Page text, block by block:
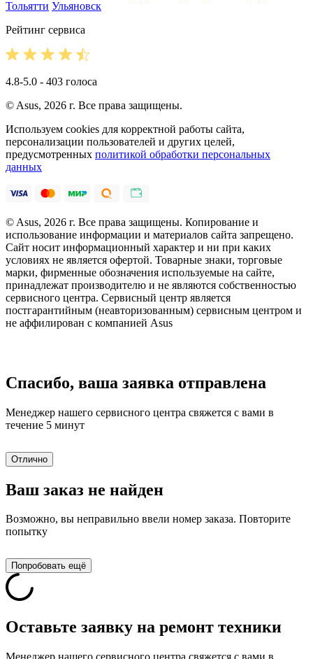
Тольятти Ульяновск
Рейтинг сервиса
4.8-5.0 - 403 голоса
© Asus, 2026 г. Все права защищены.
Используем cookies для корректной работы сайта,
персонализации пользователей и других целей,
предусмотренных политикой обработки персональных
данных
© Asus, 2026 г. Все права защищены. Копирование и
использование информации и материалов сайта запрещено.
Сайт носит информационный характер и ни при каких
условиях не является офертой. Товарные знаки, торговые
марки, фирменные обозначения используемые на сайте,
принадлежат производителю и не являются собственностью
сервисного центра. Сервисный центр является
постгарантийным (неавторизованным) сервисным центром и
не аффилирован с компанией Asus
Спасибо, ваша заявка отправлена
Менеджер нашего сервисного центра свяжется с вами в
течение 5 минут
Отлично
Ваш заказ не найден
Возможно, вы неправильно ввели номер заказа. Повторите
попытку
Попробовать ещё
Оставьте заявку на ремонт техники